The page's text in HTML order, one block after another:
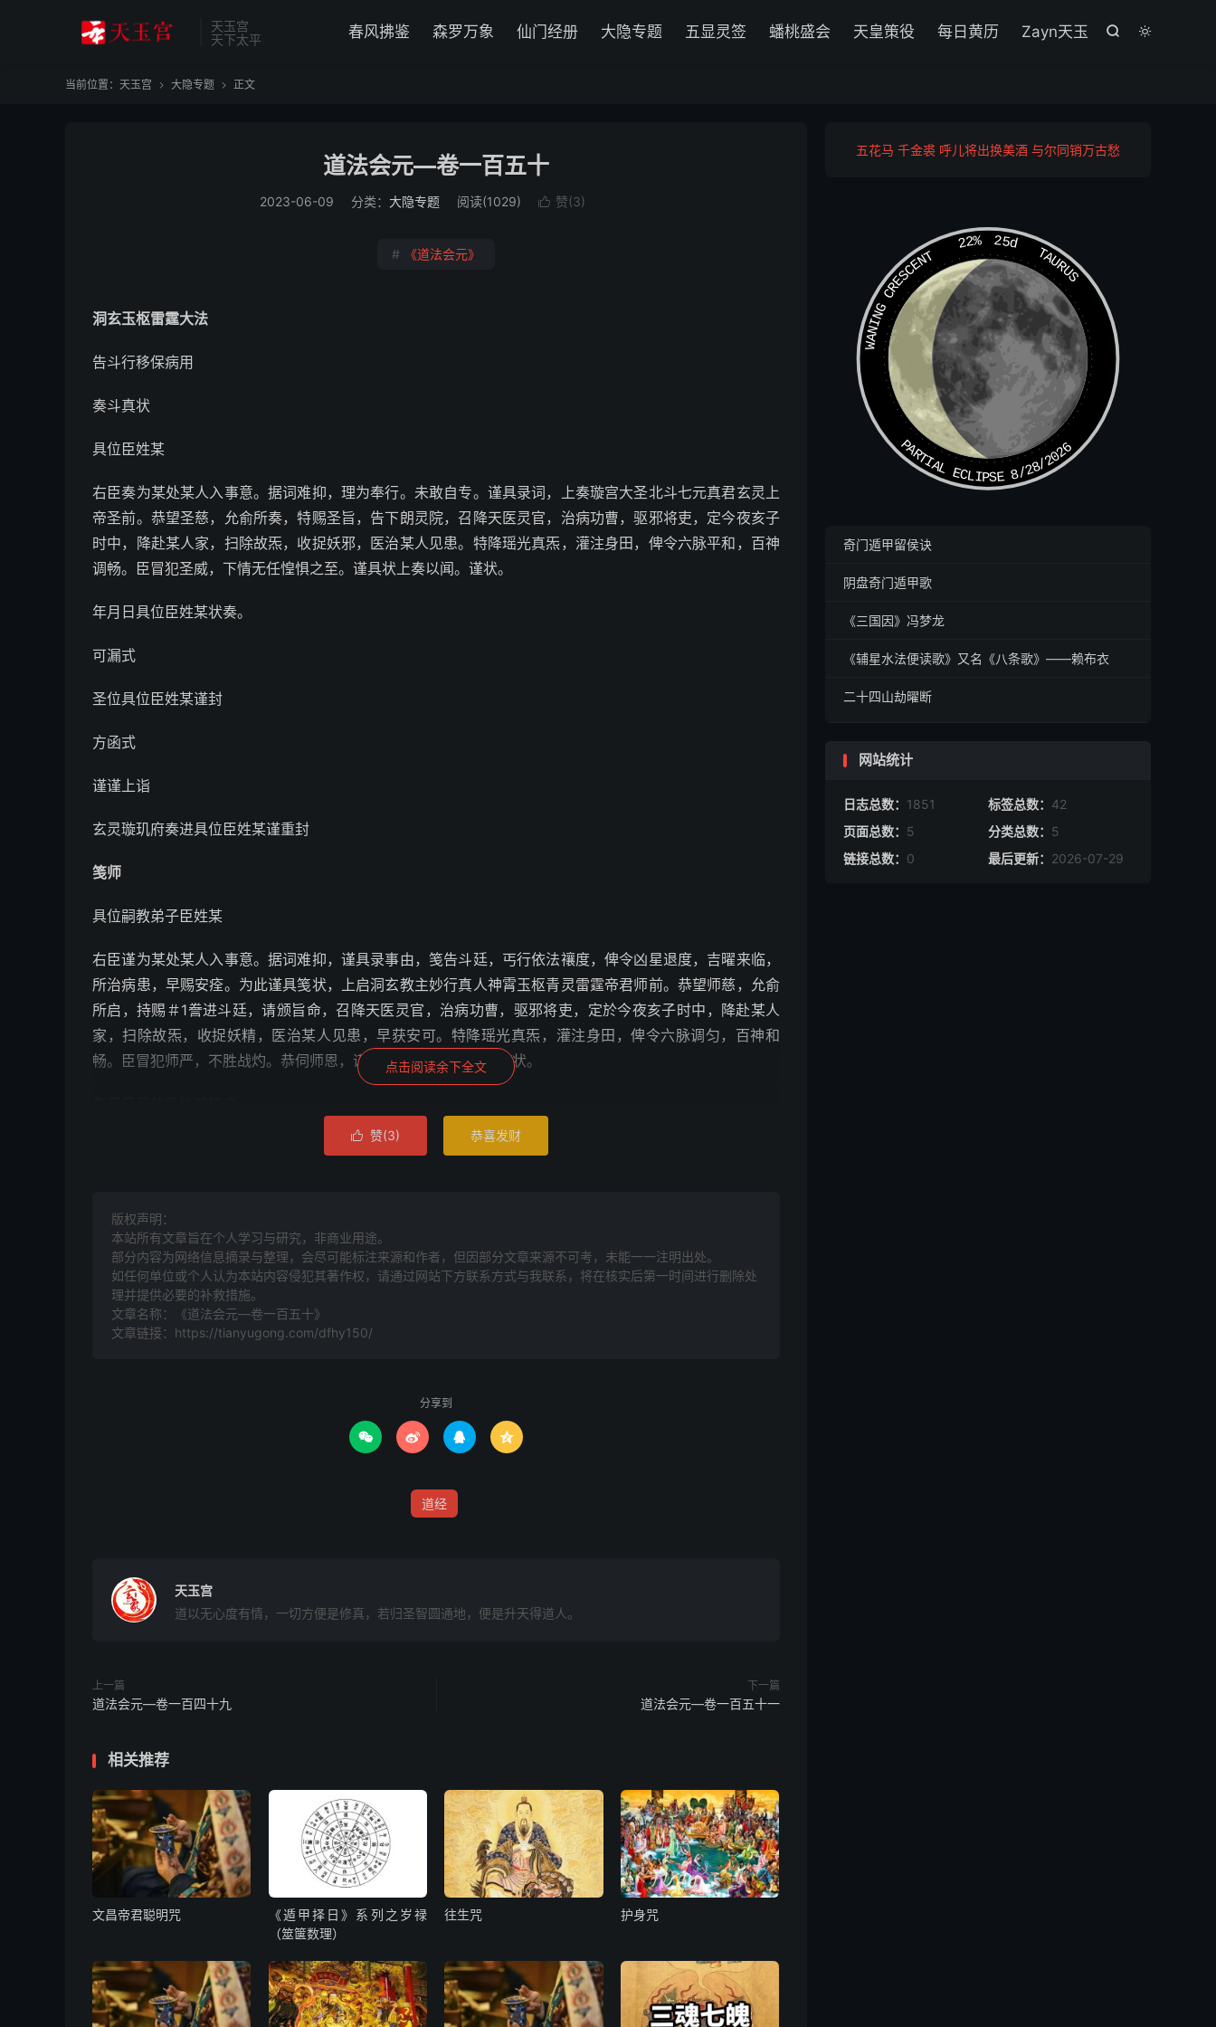
天玉宫
天下太平


春风拂鉴 森罗万象 仙门经册 大隐专题 五显灵签 蟠桃盛会 天皇策役 每日黄历 Zayn天玉
当前位置： 天玉宫  大隐专题  正文
道法会元—卷一百五十
2023-06-09 分类： 大隐专题 阅读(1029)  赞(3)
# 《道法会元》
洞玄玉枢雷霆大法
告斗行移保病用
奏斗真状
具位臣姓某
右臣奏为某处某人入事意。据词难抑，理为奉行。未敢自专。谨具录词，上奏璇宫大圣北斗七元真君玄灵上
帝圣前。恭望圣慈，允俞所奏，特赐圣旨，告下朗灵院，召降天医灵官，治病功曹，驱邪将吏，定今夜亥子
时中，降赴某人家，扫除故炁，收捉妖邪，医治某人见患。特降瑶光真炁，灌注身田，俾令六脉平和，百神
调畅。臣冒犯圣威，下情无任惶惧之至。谨具状上奏以闻。谨状。
年月日具位臣姓某状奏。
可漏式
圣位具位臣姓某谨封
方函式
谨谨上诣
玄灵璇玑府奏进具位臣姓某谨重封
笺师
具位嗣教弟子臣姓某
右臣谨为某处某人入事意。据词难抑，谨具录事由，笺告斗廷，丐行依法禳度，俾令凶星退度，吉曜来临，
所治病患，早赐安痊。为此谨具笺状，上启洞玄教主妙行真人神霄玉枢青灵雷霆帝君师前。恭望师慈，允俞
所启，持赐＃1誊进斗廷，请颁旨命，召降天医灵官，治病功曹，驱邪将吏，定於今夜亥子时中，降赴某人
家，扫除故炁，收捉妖精，医治某人见患，早获安可。特降瑶光真炁，灌注身田，俾令六脉调匀，百神和
畅。臣冒犯师严，不胜战灼。恭伺师恩，谨具笺状上启，以闻。谨状。
方函式
谨谨上诣
五雷使院呈进具位臣姓某谨重封
右臣谨为某处某人入事意。据词难抑，除已笺闻洞玄教主，敷启斗真，依法禳度外，谨具笺状，上启东岳天
愆，口牙咒诅，咸祈赦释。遣降神医灵官，治病功曹，驱邪将吏，定於今夜亥子时中，赴某家，扫除故炁，
年月日具位臣姓某笺上。
谨谨上诣
符诰主帅
元始洞玄灵章
臣恭依道旨符文，谨录为某处某人入事意。据词难抑，谨有笺状二函，上诣洞玄教主师前。诣行誊进斗廷，
依法禳度。谨有符文，合行颁降。
符。少阳。九阳不用火车。
右符上告三五九阳铁面主帅刘天君帐前。请依符文，径行开关上达，立伺回辕，定於今夜亥子时中，下赴某
家，扫除故炁，收捉妖精。灌注元阳，保安见患。仍请严行督勒部中将帅，司命六神，守卫家庭，毋纵下邪
克害。如有干扰，便宜馘伐，以显天威。符到奉行。急如帝命。
点击阅读余下全文
 赞(3) 恭喜发财
版权声明：
本站所有文章旨在个人学习与研究，非商业用途。
部分内容为网络信息摘录与整理，会尽可能标注来源和作者，但因部分文章来源不可考，未能一一注明出处。
如任何单位或个人认为本站内容侵犯其著作权，请通过网站下方联系方式与我联系​​，将在核实后第一时间进行删除处
理并提供必要的补救措施。
文章名称：《道法会元—卷一百五十》
文章链接： https://tianyugong.com/dfhy150/
分享到
   
道经
天玉宫
道以无心度有情，一切方便是修真，若归圣智圆通地，便是升天得道人。
上一篇
道法会元—卷一百四十九
下一篇
道法会元—卷一百五十一
相关推荐
文昌帝君聪明咒
《遁甲择日》系列之岁禄
（筮箧数理）
往生咒 护身咒
五花马 千金裘 呼儿将出换美酒 与尔同销万古愁
22% 25d
TAURUS
WANING CRESCENT
PARTIAL ECLIPSE 8/28/2026
奇门遁甲留侯诀
阴盘奇门遁甲歌
《三国因》冯梦龙
《辅星水法便读歌》又名《八条歌》——赖布衣
二十四山劫曜断
网站统计
日志总数： 1851 标签总数： 42
页面总数： 5 分类总数： 5
链接总数： 0 最后更新： 2026-07-29